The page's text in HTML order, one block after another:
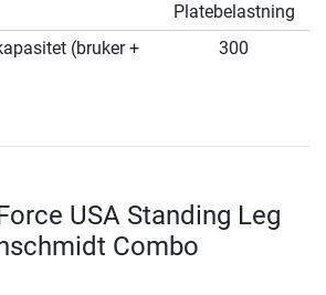
Platebelastning
(bruker +
300
USA Standing Leg
Combo